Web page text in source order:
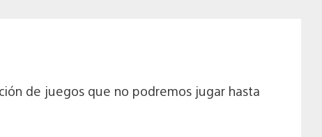
de juegos que no podremos jugar hasta